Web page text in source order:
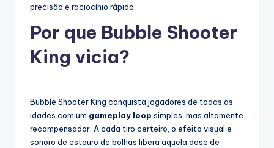
precisão e raciocínio rápido.
Por que Bubble Shooter
King vicia?
Bubble Shooter King conquista jogadores de todas as
idades com um gameplay loop simples, mas altamente
recompensador. A cada tiro certeiro, o efeito visual e
sonoro de estouro de bolhas libera aquela dose de